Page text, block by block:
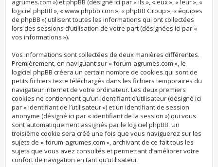
agrumes.com ») et phpBB (désigné ici par « ils », « eux », « leur », «
logiciel phpBB », « www.phpbb.com », « phpBB Group », « équipes
de phpBB ») utilisent toutes les informations qui ont collectées
lors des sessions d’utilisation de votre part (désignées ici par «
vos informations »).
Vos informations sont collectées de deux manières différentes.
Premièrement, en naviguant sur « forum-agrumes.com », le
logiciel phpBB créera un certain nombre de cookies qui sont de
petits fichiers texte téléchargés dans les fichiers temporaires du
navigateur internet de votre ordinateur. Les deux premiers
cookies ne contiennent qu’un identifiant d’utilisateur (désigné ici
par « identifiant de l’utilisateur ») et un identifiant de session
anonyme (désigné ici par « identifiant de la session ») qui vous
sont automatiquement assignés par le logiciel phpBB. Un
troisième cookie sera créé une fois que vous naviguerez sur les
sujets de « forum-agrumes.com », archivant de ce fait tous les
sujets que vous avez consultés et permettant d’améliorer votre
confort de navigation en tant qu’utilisateur.